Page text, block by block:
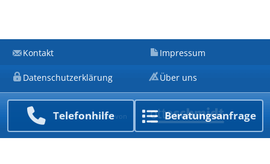
Telefon­hilfe Beratungs­anfrage
Kontakt Impressum
Datenschutzerklärung Über uns
Ein Unternehmen von